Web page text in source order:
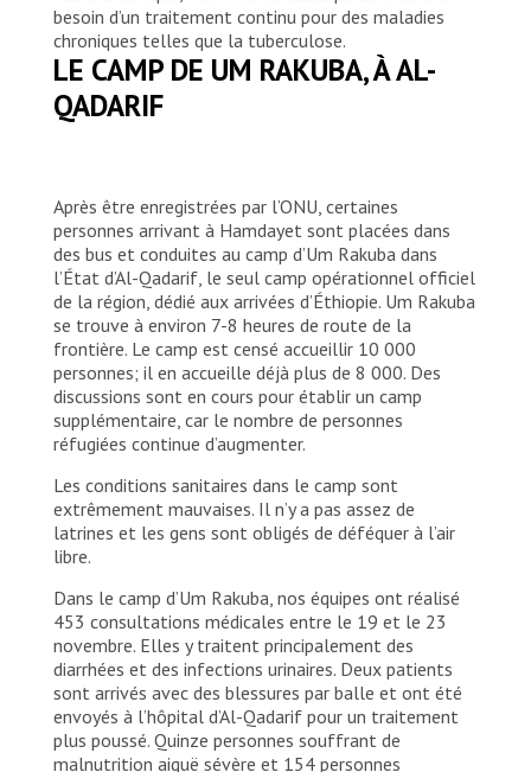
besoin d’un traitement continu pour des maladies
chroniques telles que la tuberculose.
LE CAMP DE UM RAKUBA, À AL-
QADARIF
Après être enregistrées par l’ONU, certaines
personnes arrivant à Hamdayet sont placées dans
des bus et conduites au camp d’Um Rakuba dans
l’État d’Al-Qadarif, le seul camp opérationnel officiel
de la région, dédié aux arrivées d’Éthiopie. Um Rakuba
se trouve à environ 7-8 heures de route de la
frontière. Le camp est censé accueillir 10 000
personnes; il en accueille déjà plus de 8 000. Des
discussions sont en cours pour établir un camp
supplémentaire, car le nombre de personnes
réfugiées continue d’augmenter.
Les conditions sanitaires dans le camp sont
extrêmement mauvaises. Il n’y a pas assez de
latrines et les gens sont obligés de déféquer à l’air
libre.
Dans le camp d’Um Rakuba, nos équipes ont réalisé
453 consultations médicales entre le 19 et le 23
novembre. Elles y traitent principalement des
diarrhées et des infections urinaires. Deux patients
sont arrivés avec des blessures par balle et ont été
envoyés à l’hôpital d’Al-Qadarif pour un traitement
plus poussé. Quinze personnes souffrant de
malnutrition aiguë sévère et 154 personnes